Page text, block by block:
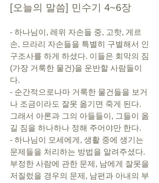
[오늘의 말씀] 민수기 4~6장
- 하나님이, 레위 자손들 중, 고핫, 게르
손, 므라리 자손들을 특별히 구별해서 인
구조사를 하게 하셨다. 이들은 회막의 짐
(가장 거룩한 물건)을 운반할 사람들이
다.
- 순간적으로나마 거룩한 물건들을 보거
나 조금이라도 잘못 옮기면 죽게 된다.
그래서 아론과 그의 아들들이, 그들이 옮
길 짐을 하나하나 정해 주어야만 한다.
- 하나님이 모세에게, 생활 중에 생기는
문제들을 처리하는 방법을 알려주셨다.
부정한 사람에 관한 문제, 남에게 잘못을
저질렀을 경우의 문제, 남편과 아내의 부